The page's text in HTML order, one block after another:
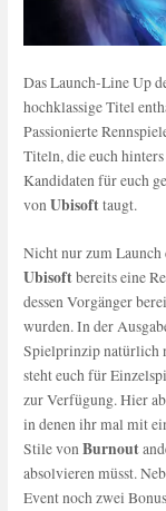
Das Launch-Line Up
hochklassige Titel
Passionierte
Titeln, die euch
Kandidaten für euch
vonUbisofttaugt.
Nicht nur zum
Ubisoftbereits eine
dessen Vorgänger
wurden. In der
Spielprinzip natürlich
steht euch für
zur Verfügung. Hier
in denen ihr mal mit
Stile vonBurnout
absolvieren müsst.
Event noch zwei